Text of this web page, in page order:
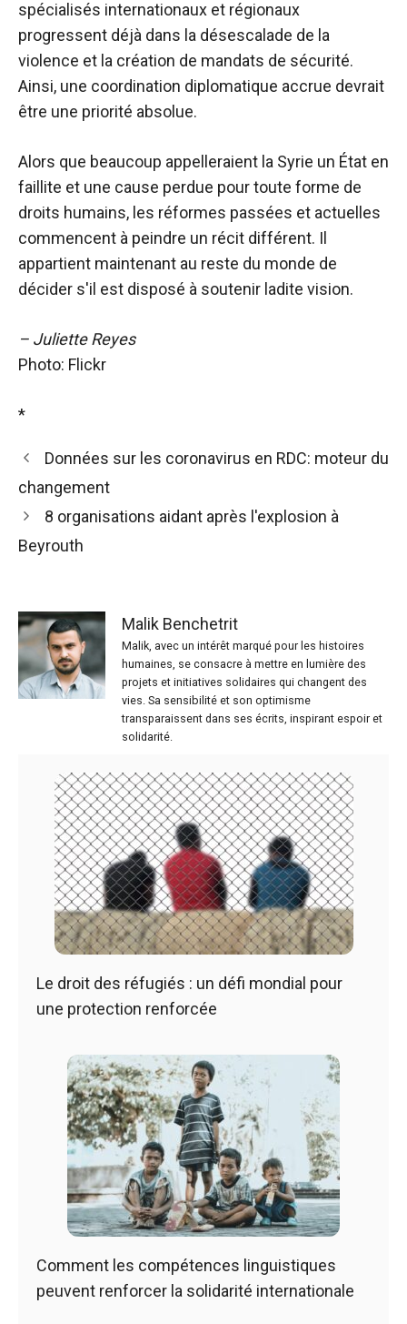
spécialisés internationaux et régionaux
progressent déjà dans la désescalade de la
violence et la création de mandats de sécurité.
Ainsi, une coordination diplomatique accrue devrait
être une priorité absolue.
Alors que beaucoup appelleraient la Syrie un État en
faillite et une cause perdue pour toute forme de
droits humains, les réformes passées et actuelles
commencent à peindre un récit différent. Il
appartient maintenant au reste du monde de
décider s'il est disposé à soutenir ladite vision.
– Juliette Reyes
Photo: Flickr
*
Données sur les coronavirus en RDC: moteur du
changement
8 organisations aidant après l'explosion à
Beyrouth
Malik Benchetrit
Malik, avec un intérêt marqué pour les histoires
humaines, se consacre à mettre en lumière des
projets et initiatives solidaires qui changent des
vies. Sa sensibilité et son optimisme
transparaissent dans ses écrits, inspirant espoir et
solidarité.
Le droit des réfugiés : un défi mondial pour
une protection renforcée
Comment les compétences linguistiques
peuvent renforcer la solidarité internationale